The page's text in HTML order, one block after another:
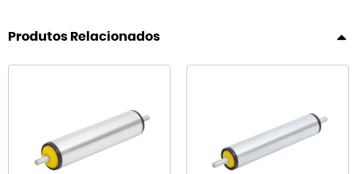
Produtos Relacionados